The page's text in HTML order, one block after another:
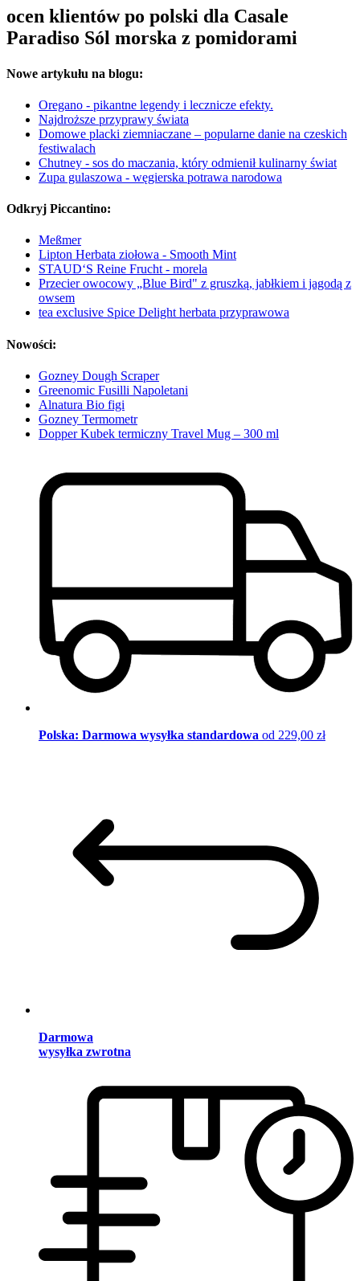
ocen klientów po polski dla Casale
Paradiso Sól morska z pomidorami
Nowe artykułu na blogu:
Oregano - pikantne legendy i lecznicze efekty.
Najdroższe przyprawy świata
Domowe placki ziemniaczane – popularne danie na czeskich
festiwalach
Chutney - sos do maczania, który odmienił kulinarny świat
Zupa gulaszowa - węgierska potrawa narodowa
Odkryj Piccantino:
Meßmer
Lipton Herbata ziołowa - Smooth Mint
STAUD‘S Reine Frucht - morela
Przecier owocowy „Blue Bird" z gruszką, jabłkiem i jagodą z
owsem
tea exclusive Spice Delight herbata przyprawowa
Nowości:
Gozney Dough Scraper
Greenomic Fusilli Napoletani
Alnatura Bio figi
Gozney Termometr
Dopper Kubek termiczny Travel Mug – 300 ml
Polska: Darmowa wysyłka standardowa od 229,00 zł
Darmowa
wysyłka zwrotna